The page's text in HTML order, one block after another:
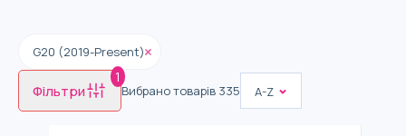
G20 (2019-Present)
Фільтри
1
Вибрано товарів 335 A-Z